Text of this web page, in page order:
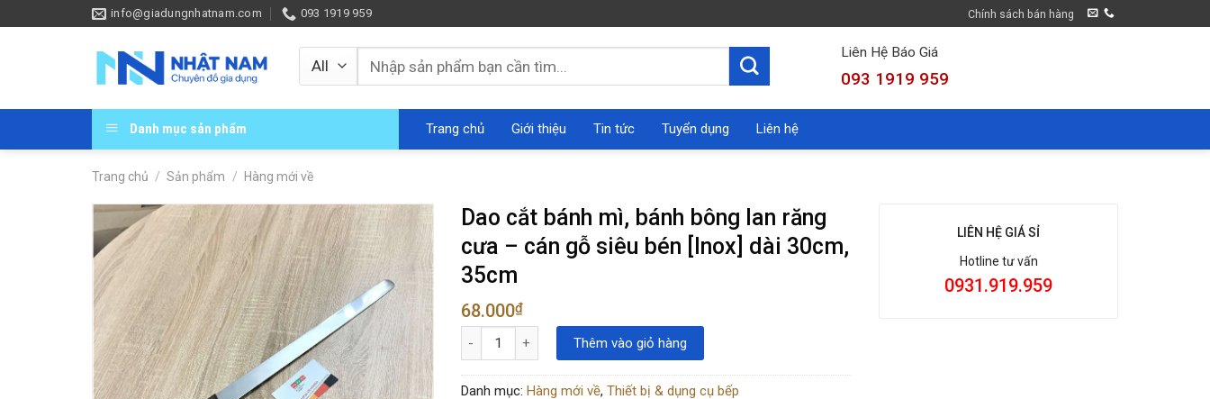
to
info@giadungnhatnam.com 093 1919 959 Chính sách bán hàng
Tìm
kiếm:
Liên Hệ Báo Giá
093 1919 959
Danh mục sản phẩm Trang chủ Giới thiệu Tin tức Tuyển dụng Liên hệ
Trang chủ / Sản phẩm / Hàng mới về
Dao cắt bánh mì, bánh bông lan răng
cưa – cán gỗ siêu bén [Inox] dài 30cm,
35cm
68.000₫
Dao cắt bánh mì, bánh bông lan răng cưa - cán gỗ siêu bén [Inox] dài 30cm, 35cm số lượng
Thêm vào giỏ hàng
Danh mục: Hàng mới về, Thiết bị & dụng cụ bếp
LIÊN HỆ GIÁ SỈ
Hotline tư vấn
0931.919.959